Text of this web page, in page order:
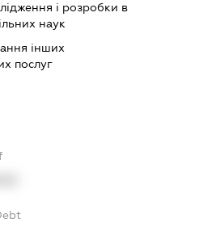
і розробки в
наук
інших
послуг